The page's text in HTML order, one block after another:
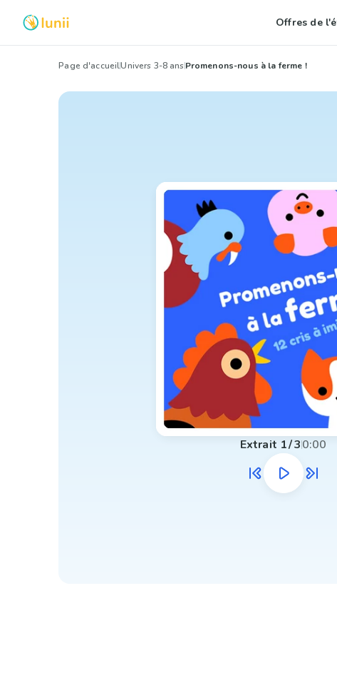
Offres de
Page d'accueilUnivers 3-8 ansPromenons-nous à la ferme !
Extrait 1/30:00